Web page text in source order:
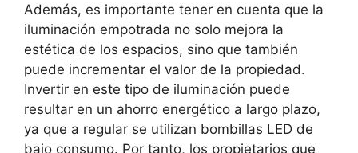
Además, es importante tener en cuenta que la
iluminación empotrada no solo mejora la
estética de los espacios, sino que también
puede incrementar el valor de la propiedad.
Invertir en este tipo de iluminación puede
resultar en un ahorro energético a largo plazo,
ya que a regular se utilizan bombillas LED de
bajo consumo. Por tanto, los propietarios que